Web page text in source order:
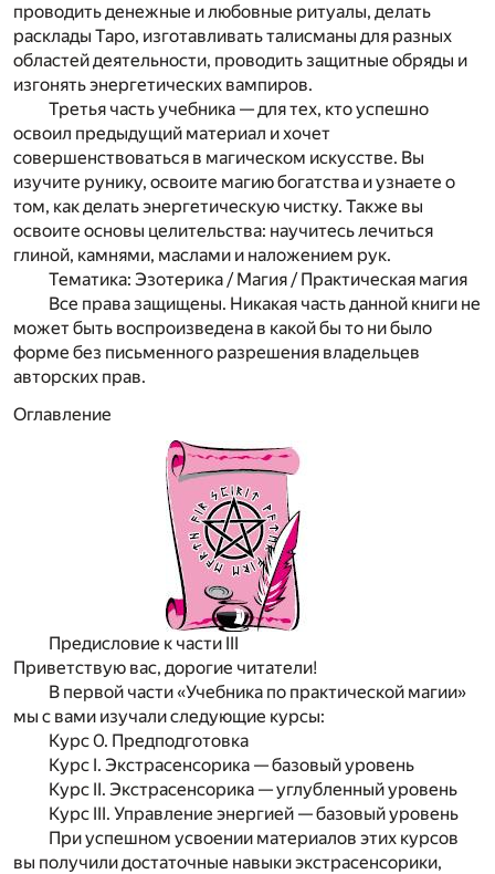
проводить денежные и любовные ритуалы, делать
расклады Таро, изготавливать талисманы для разных
областей деятельности, проводить защитные обряды и
изгонять энергетических вампиров.
Третья часть учебника — для тех, кто успешно
освоил предыдущий материал и хочет
совершенствоваться в магическом искусстве. Вы
изучите рунику, освоите магию богатства и узнаете о
том, как делать энергетическую чистку. Также вы
освоите основы целительства: научитесь лечиться
глиной, камнями, маслами и наложением рук.
Тематика: Эзотерика / Магия / Практическая магия
Все права защищены. Никакая часть данной книги не
может быть воспроизведена в какой бы то ни было
форме без письменного разрешения владельцев
авторских прав.
Оглавление
Предисловие к части III
Приветствую вас, дорогие читатели!
В первой части «Учебника по практической магии»
мы с вами изучали следующие курсы:
Курс 0. Предподготовка
Курс I. Экстрасенсорика — базовый уровень
Курс II. Экстрасенсорика — углубленный уровень
Курс III. Управление энергией — базовый уровень
При успешном усвоении материалов этих курсов
вы получили достаточные навыки экстрасенсорики,